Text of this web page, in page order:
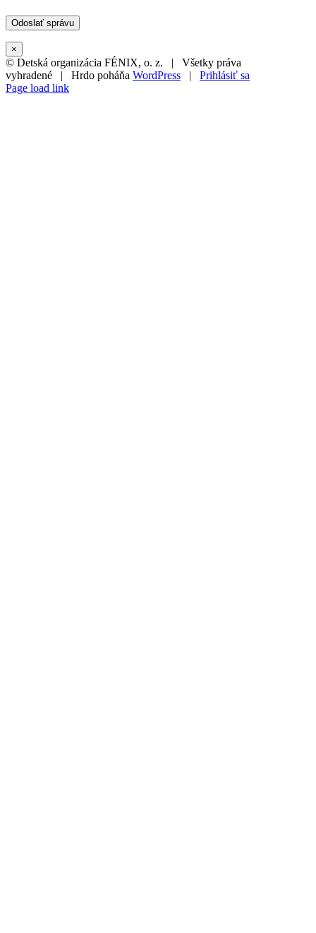
×
© Detská organizácia FÉNIX, o. z. | Všetky práva
vyhradené | Hrdo poháňa WordPress
Prihlásiť sa
Page load link